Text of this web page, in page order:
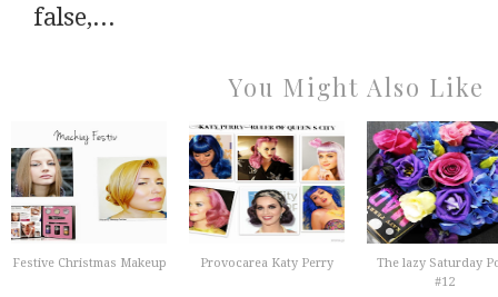
false,...
You Might Also Like
Festive Christmas Makeup Provocarea Katy Perry
The lazy Saturday
#12